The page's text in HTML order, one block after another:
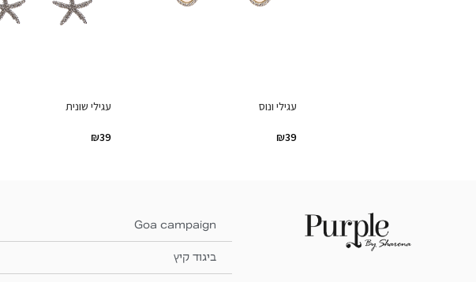
עגילי ונוס
₪39
עגילי שונית
₪39
Goa campaign
ביגוד קיץ